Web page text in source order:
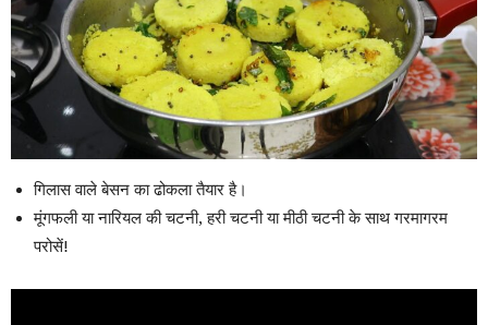
गिलास वाले बेसन का ढोकला तैयार है।
मूंगफली या नारियल की चटनी, हरी चटनी या मीठी चटनी के साथ गरमागरम
परोसें!